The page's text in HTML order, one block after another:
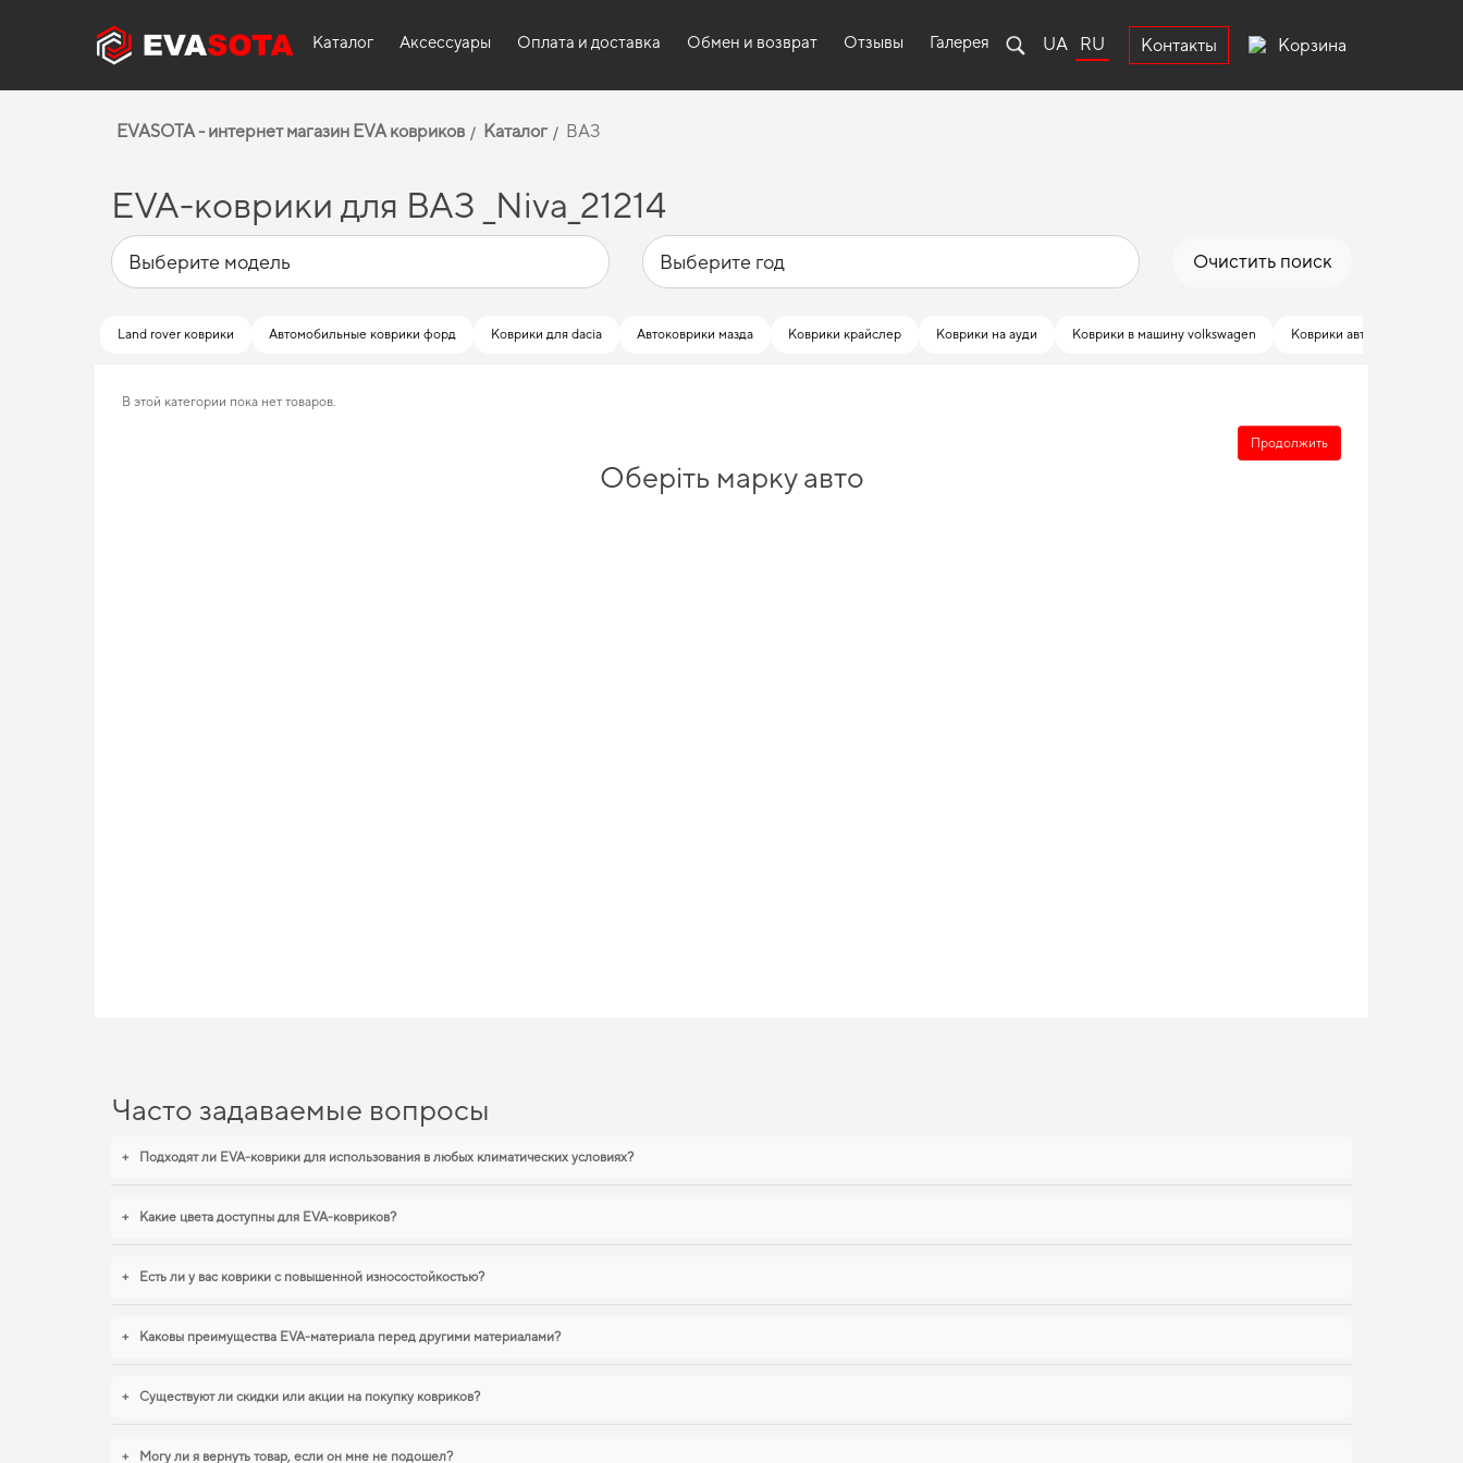
Каталог Аксессуары Оплата и доставка Обмен и возврат Отзывы Галерея UA RU Контакты Корзина
EVASOTA - интернет магазин EVA ковриков Каталог ВАЗ
EVA-коврики для ВАЗ _Niva_21214
Очистить поиск
Land rover коврики Автомобильные коврики форд Коврики для dacia Автоковрики мазда Коврики крайслер Коврики на ауди Коврики в машину volkswagen Коврики автомобильные
В этой категории пока нет товаров.
Продолжить
Часто задаваемые вопросы
+ Подходят ли EVA-коврики для использования в любых климатических условиях?
+ Какие цвета доступны для EVA-ковриков?
+ Есть ли у вас коврики с повышенной износостойкостью?
+ Каковы преимущества EVA-материала перед другими материалами?
+ Существуют ли скидки или акции на покупку ковриков?
+ Могу ли я вернуть товар, если он мне не подошел?